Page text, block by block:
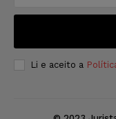
Li e aceito a